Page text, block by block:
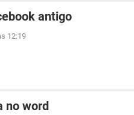
antigo
12:19
no word